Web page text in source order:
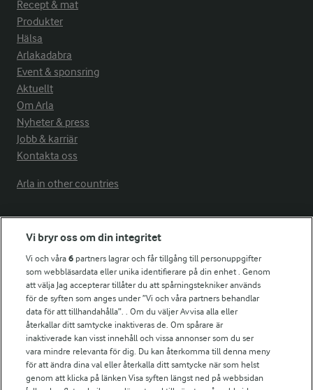
Recept & mat
Produkter
Hälsa
Arlakadabra
Event & sponsring
Aktuellt
Om Arla
Nyheter & press
Jobb & karriär
Kontakta oss
Arla in other countries
Fler Arlasajter
För ägare
Arlas kundportal
Arla.com
Falbygdens Ost
Arla webbshop
Bildbank
Vi bryr oss om din integritet
Vi och våra6 partners lagrar och får tillgång till personuppgifter
som webbläsardata eller unika identifierare på din enhet . Genom
att välja Jag accepterar tillåter du att spårningstekniker används
för de syften som anges under ”Vi och våra partners behandlar
data för att tillhandahålla”. . Om du väljer Avvisa alla eller
återkallar ditt samtycke inaktiveras de. Om spårare är
inaktiverade kan visst innehåll och vissa annonser som du ser
vara mindre relevanta för dig. Du kan återkomma till denna meny
för att ändra dina val eller återkalla ditt samtycke när som helst
genom att klicka på länken Visa syften längst ned på webbsidan